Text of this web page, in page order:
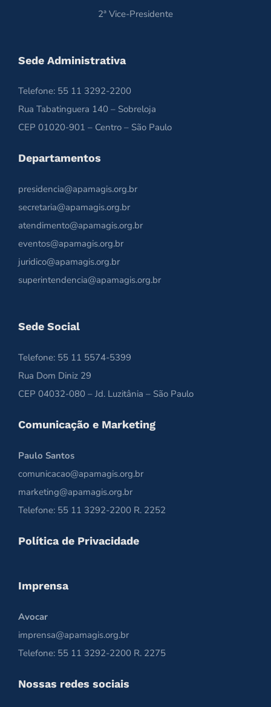
2ª Vice-Presidente
Sede Administrativa
Telefone: 55 11 3292-2200
Rua Tabatinguera 140 – Sobreloja
CEP 01020-901 – Centro – São Paulo
Departamentos
presidencia@apamagis.org.br
secretaria@apamagis.org.br
atendimento@apamagis.org.br
eventos@apamagis.org.br
juridico@apamagis.org.br
superintendencia@apamagis.org.br
Sede Social
Telefone: 55 11 5574-5399
Rua Dom Diniz 29
CEP 04032-080 – Jd. Luzitânia – São Paulo
Comunicação e Marketing
Paulo Santos
comunicacao@apamagis.org.br
marketing@apamagis.org.br
Telefone: 55 11 3292-2200 R. 2252
Política de Privacidade
Imprensa
Avocar
imprensa@apamagis.org.br
Telefone: 55 11 3292-2200 R. 2275
Nossas redes sociais